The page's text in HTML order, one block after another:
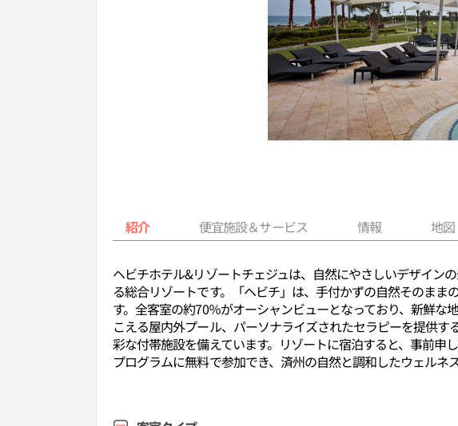
紹介 便宜施設＆サービス 情報 地図
ヘビチホテル&リゾートチェジュは、自然にやさしいデザイン
る総合リゾートです。「ヘビチ」は、手付かずの自然そのま
す。全客室の約70％がオーシャンビューとなっており、新鮮
こえる屋内外プール、パーソナライズされたセラピーを提供
彩な付帯施設を備えています。リゾートに宿泊すると、事前
プログラムに無料で参加でき、済州の自然と調和したウェルネ